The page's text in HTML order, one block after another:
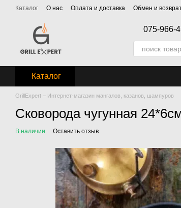
Перейти к основному контенту
Каталог О нас Оплата и доставка Обмен и
075-966-
Каталог
GrillExpert – Интернет-магазин мангалов, казанов, шампуров
Сковорода чугунная
В наличии Оставить отзыв